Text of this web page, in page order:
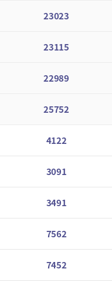
23023
23115
22989
25752
4122
3091
3491
7562
7452